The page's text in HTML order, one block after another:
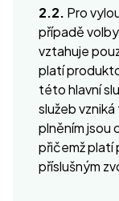
2.2. Pro
případě
vztahuje
platí
této hlavní
služeb
plněním jsou
přičemž platí
příslušným